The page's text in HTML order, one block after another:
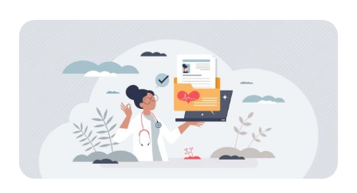
Image